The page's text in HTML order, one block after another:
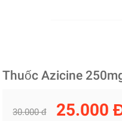
Thuốc Azicine
30.000 đ 25.000